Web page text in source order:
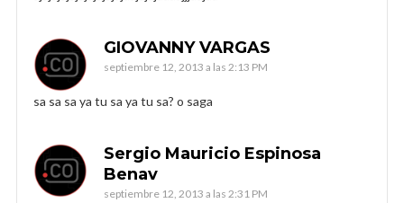
GIOVANNY VARGAS
septiembre 12, 2013 a las 2:13 PM
sa sa sa ya tu sa ya tu sa? o saga
Sergio Mauricio Espinosa
Benav
septiembre 12, 2013 a las 2:31 PM